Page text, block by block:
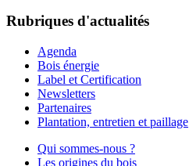
Rubriques d'actualités
Agenda
Bois énergie
Label et Certification
Newsletters
Partenaires
Plantation, entretien et paillage
Qui sommes-nous ?
Les origines du bois